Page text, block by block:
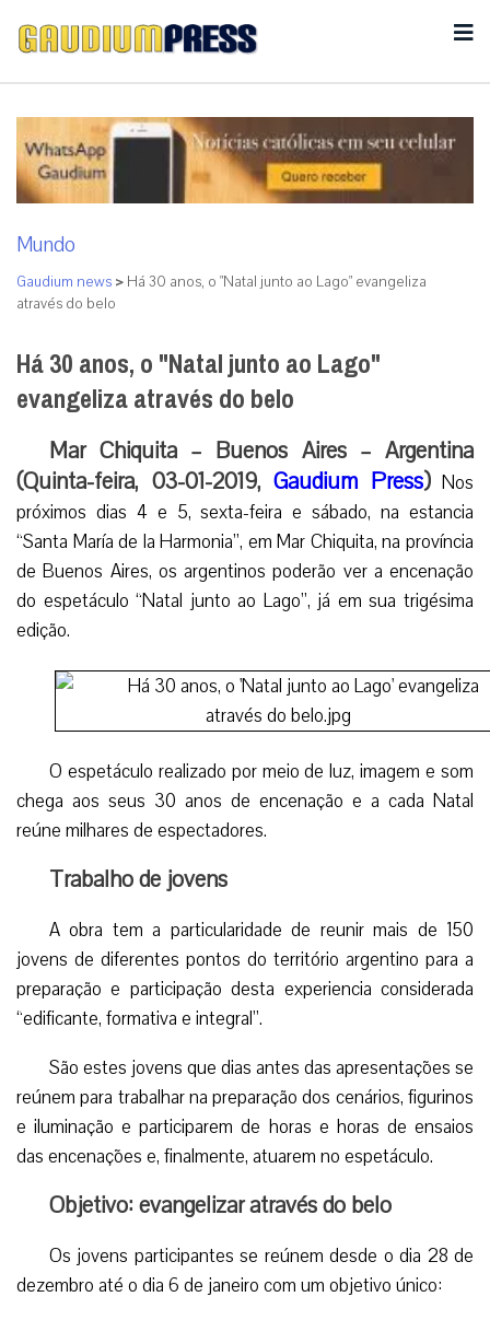
Mundo
Gaudium news > Há 30 anos, o "Natal junto ao Lago" evangeliza
através do belo
Há 30 anos, o "Natal junto ao Lago"
evangeliza através do belo
Mar Chiquita – Buenos Aires – Argentina
(Quinta-feira, 03-01-2019, Gaudium Press)Nos
próximos dias 4 e 5, sexta-feira e sábado, na estancia
“Santa María de la Harmonia”, em Mar Chiquita, na província
de Buenos Aires, os argentinos poderão ver a encenação
do espetáculo “Natal junto ao Lago”, já em sua trigésima
edição.
O espetáculo realizado por meio de luz, imagem e som
chega aos seus 30 anos de encenação e a cada Natal
reúne milhares de espectadores.
Trabalho de jovens
A obra tem a particularidade de reunir mais de 150
jovens de diferentes pontos do território argentino para a
preparação e participação desta experiencia considerada
“edificante, formativa e integral”.
São estes jovens que dias antes das apresentações se
reúnem para trabalhar na preparação dos cenários, figurinos
e iluminação e participarem de horas e horas de ensaios
das encenações e, finalmente, atuarem no espetáculo.
Objetivo: evangelizar através do belo
Os jovens participantes se reúnem desde o dia 28 de
dezembro até o dia 6 de janeiro com um objetivo único: